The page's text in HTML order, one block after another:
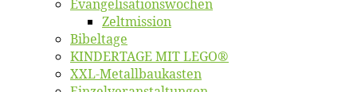
Evangelisa­tions­wo­chen
Zelt­mis­si­on
Bi­bel­ta­ge
KINDERTAGE MIT LEGO®
XXL-Me­­tal­l­­bau­­kas­­ten